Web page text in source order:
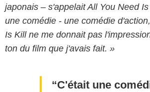
japonais – s'appelait All You Need
une comédie - une comédie
Is Kill ne me donnait pas
ton du film que j'avais fait. »
C'était une